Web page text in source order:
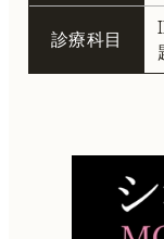
診療科目